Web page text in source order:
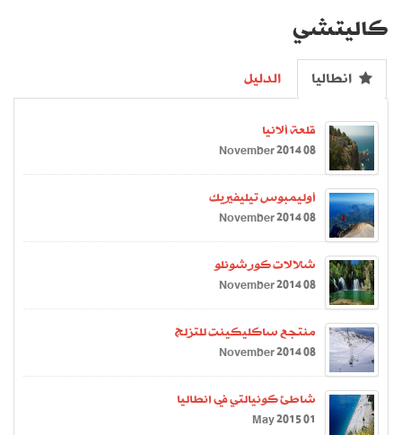
كاليتشي
انطاليا الدليل
قلعة ألانيا
08 November 2014
أوليمبوس تيليفيريك
08 November 2014
شلالات كورشونلو
08 November 2014
منتجع ساكليكينت للتزلج
08 November 2014
شاطئ كونيالتي في انطاليا
01 May 2015